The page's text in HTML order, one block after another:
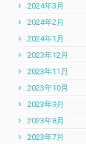
2024年3月
2024年2月
2024年1月
2023年12月
2023年11月
2023年10月
2023年9月
2023年8月
2023年7月